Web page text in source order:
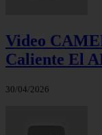
Video
Caliente El
30/04/2026